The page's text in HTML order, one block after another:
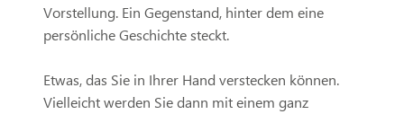
Vorstellung. Ein Gegenstand, hinter dem eine
persönliche Geschichte steckt.
Etwas, das Sie in Ihrer Hand verstecken können.
Vielleicht werden Sie dann mit einem ganz